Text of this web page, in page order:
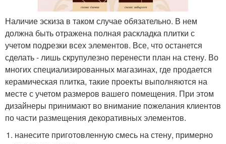
Наличие эскиза в таком случае обязательно. В нем
должна быть отражена полная раскладка плитки с
учетом подрезки всех элементов. Все, что останется
сделать - лишь скрупулезно перенести план на стену. Во
многих специализированных магазинах, где продается
керамическая плитка, такие проекты выполняются на
месте с учетом размеров вашего помещения. При этом
дизайнеры принимают во внимание пожелания клиентов
по части размещения декоративных элементов.
нанесите приготовленную смесь на стену, примерно